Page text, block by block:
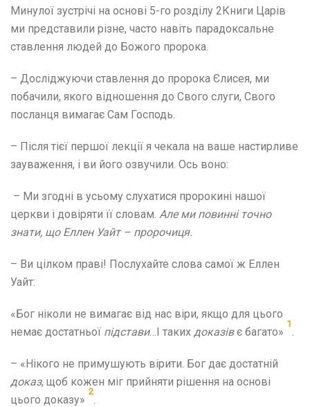
Минулої зустрічі на основі 5-го розділу 2Книги Царів
ми представили різне, часто навіть парадоксальне
ставлення людей до Божого пророка.
– Досліджуючи ставлення до пророка Єлисея, ми
побачили, якого відношення до Свого слуги, Свого
посланця вимагає Сам Господь.
– Після тієї першої лекції я чекала на ваше настирливе
зауваження, і ви його озвучили. Ось воно:
– Ми згодні в усьому слухатися пророкині нашої
церкви і довіряти її словам. Але ми повинні точно
знати, що Еллен Уайт – пророчиця.
– Ви цілком праві! Послухайте слова самої ж Еллен
Уайт:
«Бог ніколи не вимагає від нас віри, якщо для цього
немає достатньої підстави…І таких доказівє багато»
1
.
– «Нікого не примушують вірити. Бог дає достатній
доказ, щоб кожен міг прийняти рішення на основі
цього доказу»
2
.